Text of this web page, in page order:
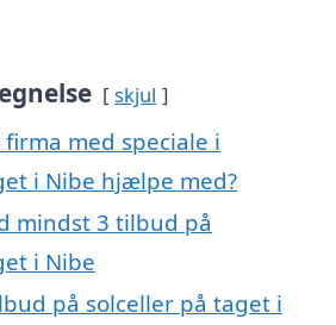
skjul
med speciale i
i Nibe hjælpe med?
mindst 3 tilbud på
i Nibe
på solceller på taget i